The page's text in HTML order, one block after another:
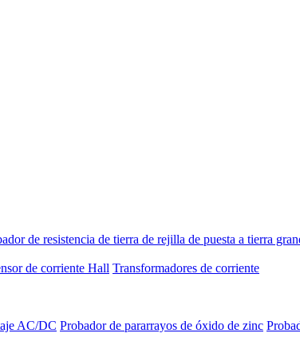
de resistencia de tierra de rejilla de puesta a tierra
de corriente Hall Transformadores de corriente
AC/DC Probador de pararrayos de óxido de zinc